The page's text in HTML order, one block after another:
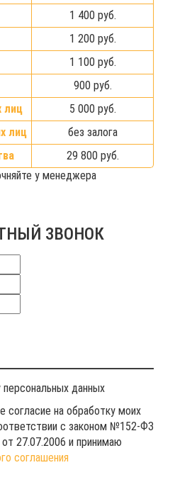
1 400 руб.
1 200 руб.
1 100 руб.
900 руб.
лиц
5 000 руб.
лиц
без залога
29 800 руб.
у менеджера
ЗВОНОК
данных
согласие на обработку моих
с законом №152-ФЗ
27.07.2006 и принимаю
соглашения